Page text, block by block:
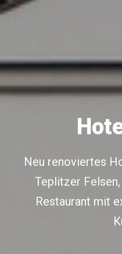
Neu renoviertes
Teplitzer
Restaurant mit